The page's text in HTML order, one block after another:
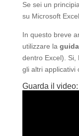
Se sei un
su Microsoft
In questo breve
utilizzare la
dentro Excel). Si,
gli altri applicativi
Guarda il